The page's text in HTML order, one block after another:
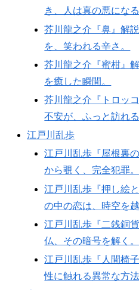
き、人は真の悪になる
芥川龍之介『鼻』解
を、笑われる辛さ。
芥川龍之介『蜜柑』
を癒した瞬間。
芥川龍之介『トロッ
不安が、ふっと訪れる
江戸川乱歩
江戸川乱歩『屋根裏
から覗く、完全犯罪。
江戸川乱歩『押し絵
の中の恋は、時空を越
江戸川乱歩『二銭銅
仏、その暗号を解く。
江戸川乱歩『人間椅
性に触れる異常な方法